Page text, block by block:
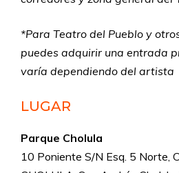
*Para Teatro del Pueblo y
puedes adquirir una entrada
varía dependiendo del artista
LUGAR
Parque Cholula
10 Poniente S/N Esq. 5 Norte,